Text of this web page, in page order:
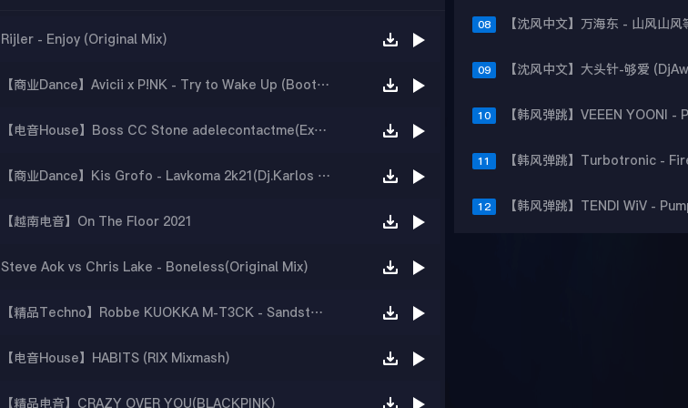
Rijler - Enjoy (Original Mix)
【商业Dance】Avicii x P!NK - Try to Wake Up (Bootleg Party)
【电音House】Boss CC Stone adelecontactme(Extended Mix)
【商业Dance】Kis Grofo - Lavkoma 2k21(Dj.Karlos Bootleg)
【越南电音】On The Floor 2021
Steve Aok vs Chris Lake - Boneless(Original Mix)
【精品Techno】Robbe KUOKKA M-T3CK - Sandstorm (EXTENDED)
【电音House】HABITS (RIX Mixmash)
【精品电音】CRAZY OVER YOU(BLACKPINK)
08
09
10
11
12